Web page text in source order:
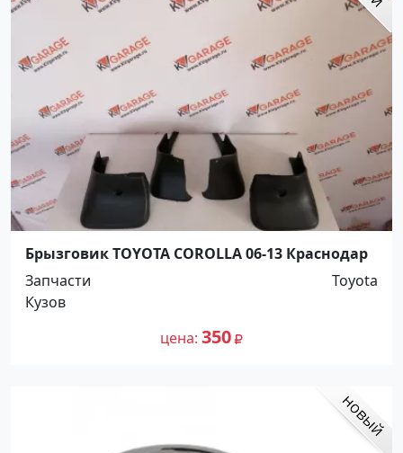
Брызговик TOYOTA COROLLA 06-13 Краснодар
Запчасти
Toyota
Кузов
цена 350